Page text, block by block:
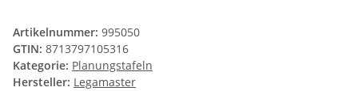
Artikelnummer: 995050
GTIN: 8713797105316
Kategorie: Planungstafeln
Hersteller: Legamaster